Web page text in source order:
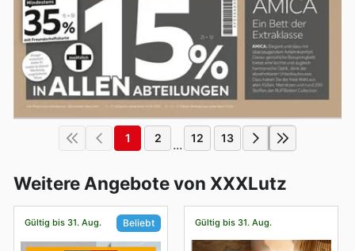
1 2 ... 12 13
Weitere Angebote von XXXLutz
Gültig bis 31. Aug. Beliebt Gültig bis 31. Aug.